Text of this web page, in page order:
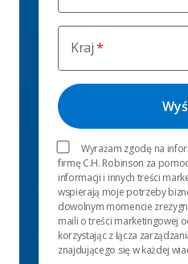
Kraj
Wyrażam zgodę na
firmę C.H. Robinson za
informacji i innych treści
wspierają moje potrzeby
dowolnym momencie
maili o treści marketingowej
korzystając z łącza
znajdującego się w każdej